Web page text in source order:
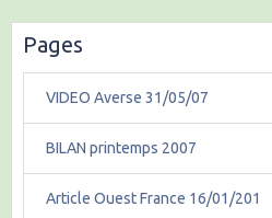
Pages
VIDEO Averse 31/05/07
BILAN printemps 2007
Article Ouest France 16/01/201